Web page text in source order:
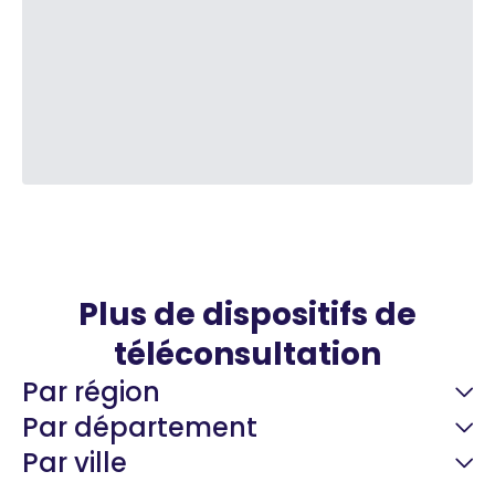
Plus de dispositifs de
téléconsultation
Par région
Par département
Par ville